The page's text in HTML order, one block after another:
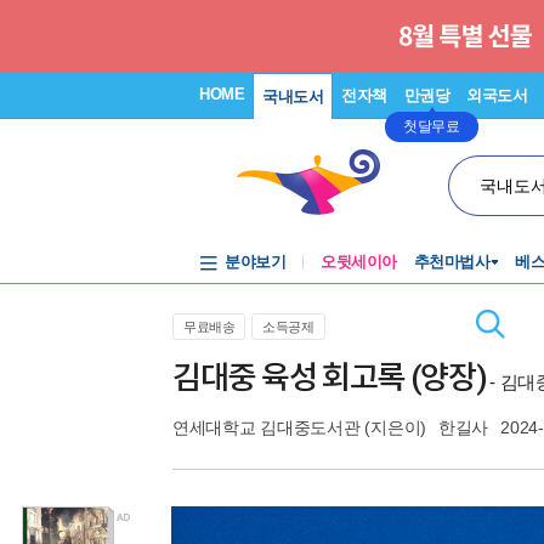
HOME 국내도서 전자책 만권당
첫달무료
외국도서
국내도
분야보기 오뒷세이아 추천마법사 베
무료배송 소득공제
김대중 육성 회고록 (양장)- 김대
연세대학교 김대중도서관(지은이) 한길사